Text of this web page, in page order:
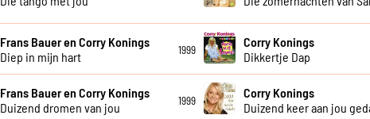
Frans Bauer en Corry Konings
Diep in mijn hart
1999
Corry Konings
Dikkertje Dap
Frans Bauer en Corry Konings
Duizend dromen van jou
1999
Corry Konings
Duizend keer aan jou